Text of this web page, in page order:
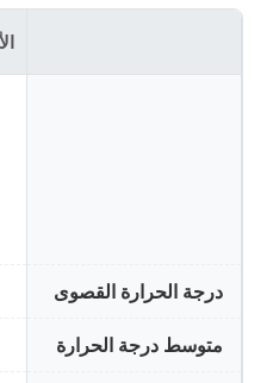
درجة الحرارة القصوى
متوسط درجة الحرارة